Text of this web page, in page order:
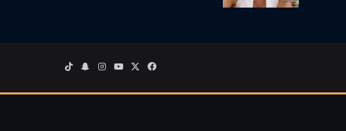
فيسبوك‫YouTubeانستقرام
سناب